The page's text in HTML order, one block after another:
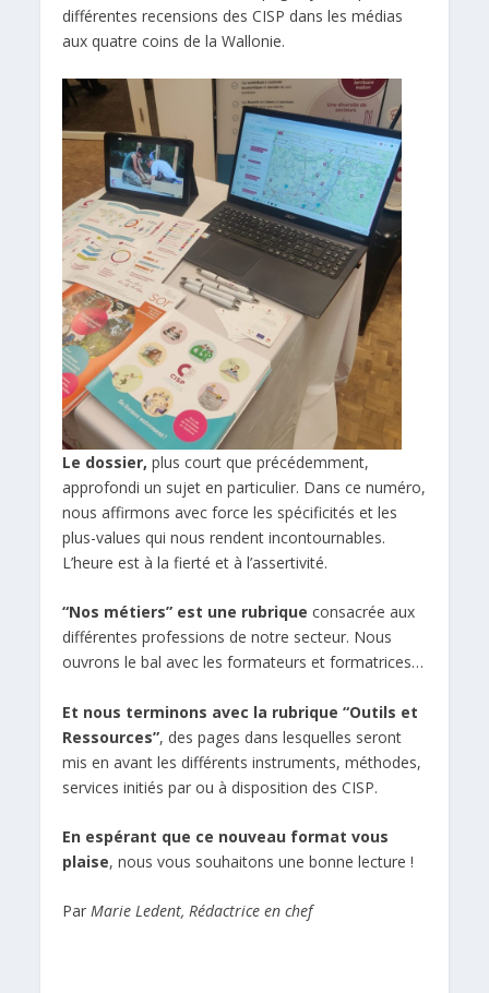
différentes recensions des CISP dans les médias
aux quatre coins de la Wallonie.
Le dossier, plus court que précédemment,
approfondi un sujet en particulier. Dans ce numéro,
nous affirmons avec force les spécificités et les
plus-values qui nous rendent incontournables.
L’heure est à la fierté et à l’assertivité.
“Nos métiers” est une rubrique consacrée aux
différentes professions de notre secteur. Nous
ouvrons le bal avec les formateurs et formatrices…
Et nous terminons avec la rubrique “Outils et
Ressources”, des pages dans lesquelles seront
mis en avant les différents instruments, méthodes,
services initiés par ou à disposition des CISP.
En espérant que ce nouveau format vous
plaise, nous vous souhaitons une bonne lecture !
ParMarie Ledent, Rédactrice en chef